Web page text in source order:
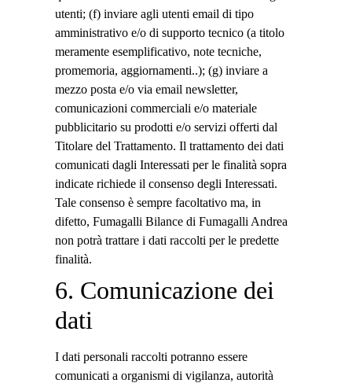
utenti; (f) inviare agli utenti email di tipo
amministrativo e/o di supporto tecnico (a titolo
meramente esemplificativo, note tecniche,
promemoria, aggiornamenti..); (g) inviare a
mezzo posta e/o via email newsletter,
comunicazioni commerciali e/o materiale
pubblicitario su prodotti e/o servizi offerti dal
Titolare del Trattamento. Il trattamento dei dati
comunicati dagli Interessati per le finalità sopra
indicate richiede il consenso degli Interessati.
Tale consenso è sempre facoltativo ma, in
difetto, Fumagalli Bilance di Fumagalli Andrea
non potrà trattare i dati raccolti per le predette
finalità.
6. Comunicazione dei
dati
I dati personali raccolti potranno essere
comunicati a organismi di vigilanza, autorità